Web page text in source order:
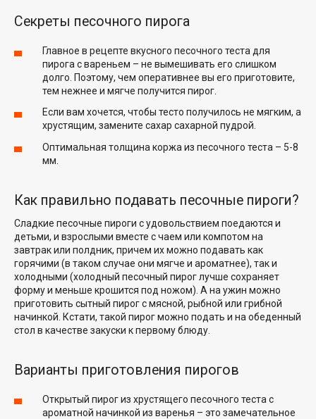
Секреты песочного пирога
Главное в рецепте вкусного песочного теста для
пирога с вареньем – не вымешивать его слишком
долго. Поэтому, чем оперативнее вы его приготовите,
тем нежнее и мягче получится пирог.
Если вам хочется, чтобы тесто получилось не мягким, а
хрустящим, замените сахар сахарной пудрой.
Оптимальная толщина коржа из песочного теста – 5-8
мм.
Как правильно подавать песочные пироги?
Сладкие песочные пироги с удовольствием поедаются и
детьми, и взрослыми вместе с чаем или компотом на
завтрак или полдник, причем их можно подавать как
горячими (в таком случае они мягче и ароматнее), так и
холодными (холодный песочный пирог лучше сохраняет
форму и меньше крошится под ножом). А на ужин можно
приготовить сытный пирог с мясной, рыбной или грибной
начинкой. Кстати, такой пирог можно подать и на обеденный
стол в качестве закуски к первому блюду.
Варианты приготовления пирогов
Открытый пирог из хрустящего песочного теста с
ароматной начинкой из варенья – это замечательное